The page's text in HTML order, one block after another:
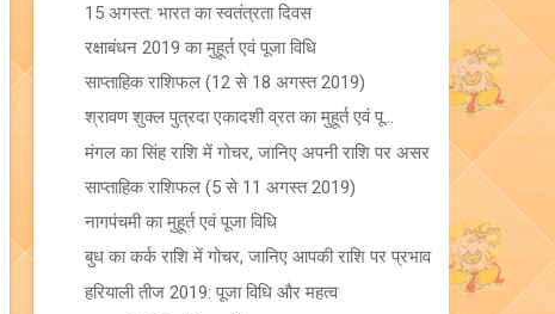
15 अगस्त: भारत का स्वतंत्रता दिवस
रक्षाबंधन 2019 का मुहूर्त एवं पूजा विधि
साप्ताहिक राशिफल (12 से 18 अगस्त 2019)
श्रावण शुक्ल पुत्रदा एकादशी व्रत का मुहूर्त एवं पू...
मंगल का सिंह राशि में गोचर, जानिए अपनी राशि पर असर
साप्ताहिक राशिफल (5 से 11 अगस्त 2019)
नागपंचमी का मुहूर्त एवं पूजा विधि
बुध का कर्क राशि में गोचर, जानिए आपकी राशि पर प्रभाव
हरियाली तीज 2019: पूजा विधि और महत्व